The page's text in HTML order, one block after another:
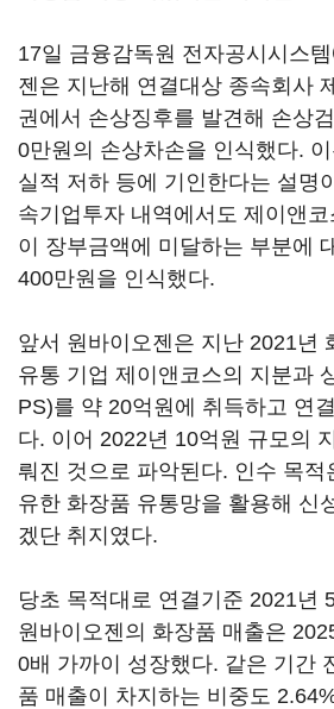
17일 금융감독원 전자공시시스
젠은 지난해 연결대상 종속회사
권에서 손상징후를 발견해 손상
0만원의 손상차손을 인식했다.
실적 저하 등에 기인한다는 설명
속기업투자 내역에서도 제이앤
이 장부금액에 미달하는 부분에
400만원을 인식했다.
앞서 원바이오젠은 지난 2021년
유통 기업 제이앤코스의 지분과
PS)를 약 20억원에 취득하고 연
다. 이어 2022년 10억원 규모의
뤄진 것으로 파악된다. 인수 목적
유한 화장품 유통망을 활용해 신
겠단 취지였다.
당초 목적대로 연결기준 2021년
원바이오젠의 화장품 매출은
0배 가까이 성장했다. 같은 기간
품 매출이 차지하는 비중도